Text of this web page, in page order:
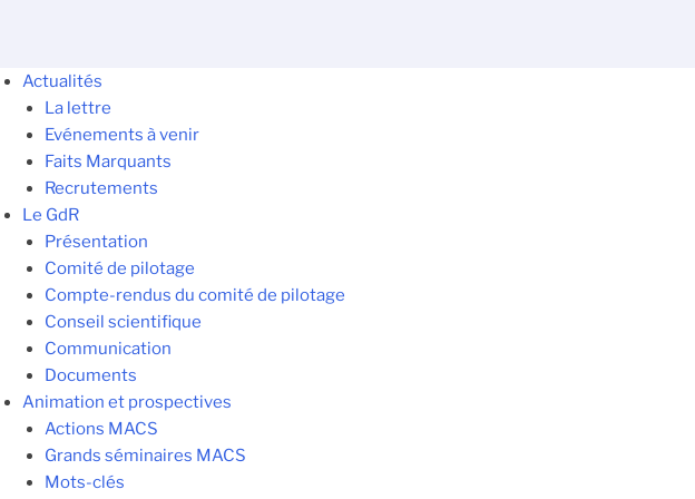
Actualités
La lettre
Evénements à venir
Faits Marquants
Recrutements
Le GdR
Présentation
Comité de pilotage
Compte-rendus du comité de pilotage
Conseil scientifique
Communication
Documents
Animation et prospectives
Actions MACS
Grands séminaires MACS
Mots-clés